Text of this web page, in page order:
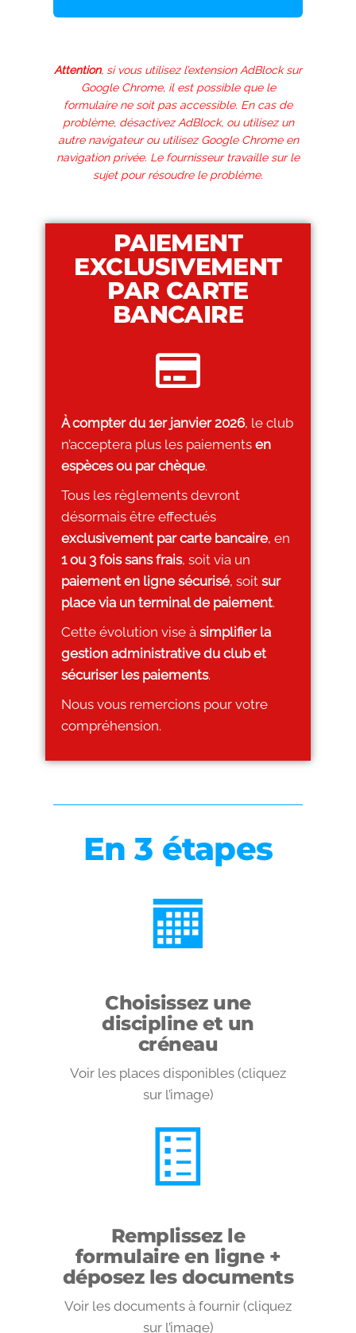
Attention, si vous utilisez l’extension AdBlock sur
Google Chrome, il est possible que le
formulaire ne soit pas accessible. En cas de
problème, désactivez AdBlock, ou utilisez un
autre navigateur ou utilisez Google Chrome en
navigation privée. Le fournisseur travaille sur le
sujet pour résoudre le problème.
PAIEMENT
EXCLUSIVEMENT
PAR CARTE
BANCAIRE
À compter du 1er janvier 2026, le club
n’acceptera plus les paiements en
espèces ou par chèque.
Tous les règlements devront
désormais être effectués
exclusivement par carte bancaire, en
1 ou 3 fois sans frais, soit via un
paiement en ligne sécurisé, soit sur
place via un terminal de paiement.
Cette évolution vise à simplifier la
gestion administrative du club et
sécuriser les paiements.
Nous vous remercions pour votre
compréhension.
En 3 étapes
Choisissez une
discipline et un
créneau
Voir les places disponibles (cliquez
sur l’image)
Remplissez le
formulaire en ligne +
déposez les documents
Voir les documents à fournir (cliquez
sur l’image)